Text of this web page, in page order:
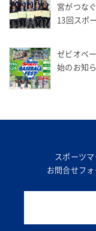
宮がつな
13回スポ
ゼビオベ
始のお知
スポーツ
お問合せフ